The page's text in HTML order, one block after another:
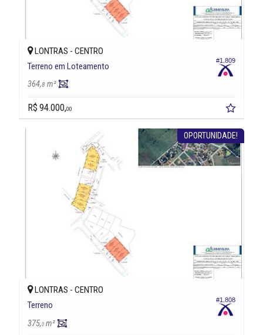
#1.809
LONTRAS - CENTRO
Terreno em Loteamento
364,8 m²
R$ 94.000,00
OPORTUNIDADE!
#1.808
LONTRAS - CENTRO
Terreno
375,0 m²